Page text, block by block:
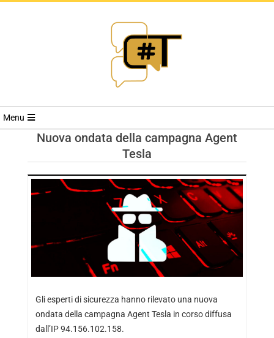
RIVISTA
TRENDS
Menu
Nuova ondata della campagna Agent
Tesla
Gli esperti di sicurezza hanno rilevato una nuova
ondata della campagna Agent Tesla in corso diffusa
dall’IP 94.156.102.158.